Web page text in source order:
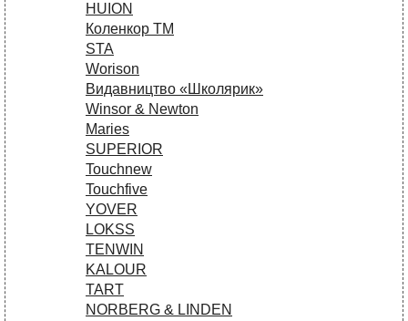
HUION
Коленкор ТМ
STA
Worison
Видавництво «Школярик»
Winsor & Newton
Maries
SUPERIOR
Touchnew
Touchfive
YOVER
LOKSS
TENWIN
KALOUR
TART
NORBERG & LINDEN